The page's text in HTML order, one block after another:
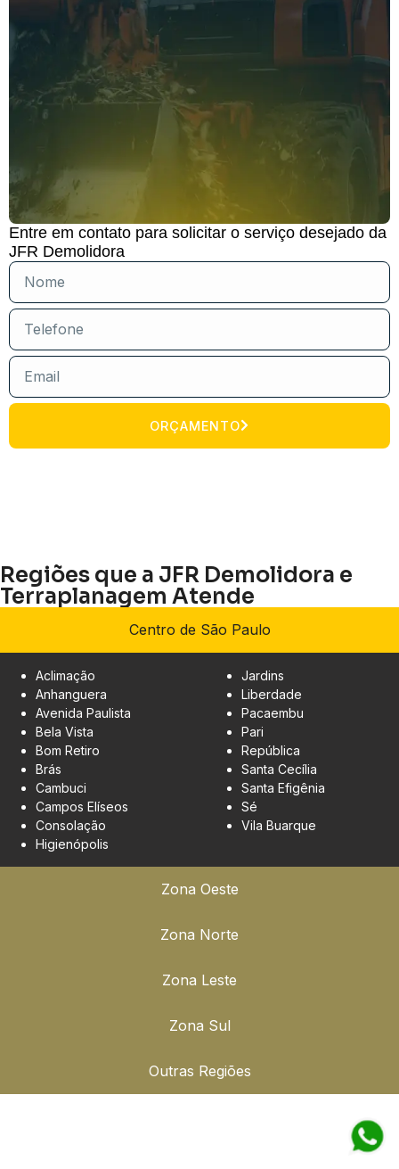
Entre em contato para solicitar o serviço desejado da
JFR Demolidora
ORÇAMENTO
Regiões que a JFR Demolidora e
Terraplanagem Atende
Centro de São Paulo
Zona Oeste
Zona Norte
Zona Leste
Zona Sul
Outras Regiões
Aclimação
Anhanguera
Avenida Paulista
Bela Vista
Bom Retiro
Brás
Cambuci
Campos Elíseos
Consolação
Higienópolis
Jardins
Liberdade
Pacaembu
Pari
República
Santa Cecília
Santa Efigênia
Sé
Vila Buarque